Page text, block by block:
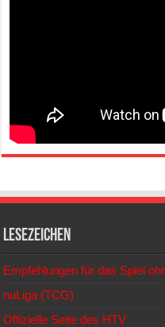
Lesezeichen
Empfehlungen für das Spiel
nuLiga (TCG)
Offizielle Seite des HTV